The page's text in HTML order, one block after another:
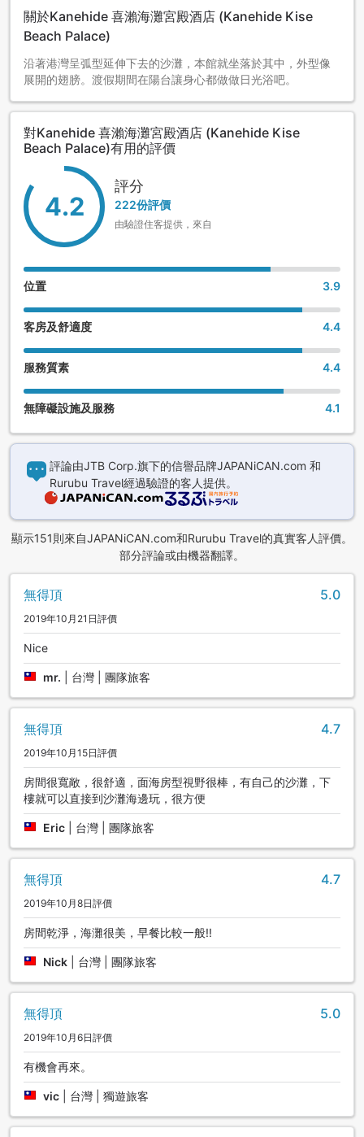
關於Kanehide 喜瀨海灘宮殿酒店 (Kanehide Kise
Beach Palace)
沿著港灣呈弧型延伸下去的沙灘，本館就坐落於其中，外型像
展開的翅膀。渡假期間在陽台讓身心都做做日光浴吧。
對Kanehide 喜瀨海灘宮殿酒店 (Kanehide Kise
Beach Palace)有用的評價
4.2
評分
222份評價
由驗證住客提供，來自
位置 3.9
客房及舒適度 4.4
服務質素 4.4
無障礙設施及服務 4.1
評論由JTB Corp.旗下的信譽品牌JAPANiCAN.com 和
Rurubu Travel經過驗證的客人提供。
顯示151則來自JAPANiCAN.com和Rurubu Travel的真實客人評價。
部分評論或由機器翻譯。
無得頂 5.0
2019年10月21日評價
Nice
mr. 台灣 | 團隊旅客
無得頂 4.7
2019年10月15日評價
房間很寬敞，很舒適，面海房型視野很棒，有自己的沙灘，下
樓就可以直接到沙灘海邊玩，很方便
Eric 台灣 | 團隊旅客
無得頂 4.7
2019年10月8日評價
房間乾淨，海灘很美，早餐比較一般!!
Nick 台灣 | 團隊旅客
無得頂 5.0
2019年10月6日評價
有機會再來。
vic 台灣 | 獨遊旅客